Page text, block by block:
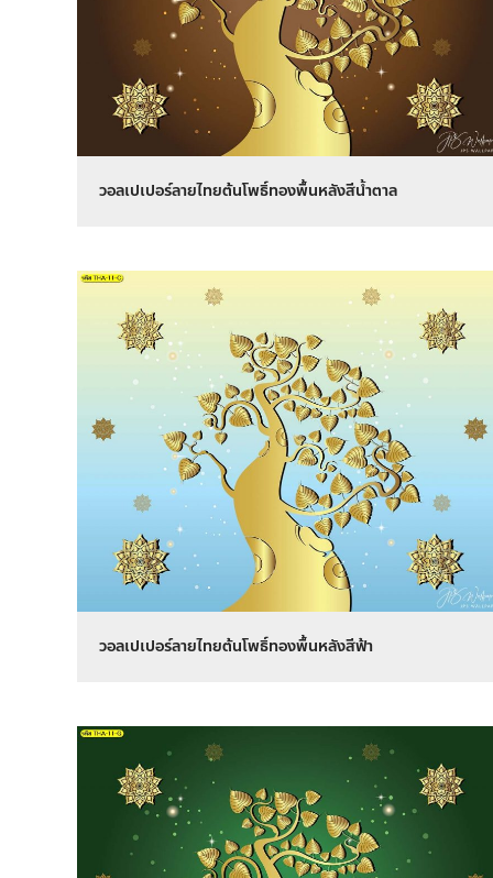
วอลเปเปอร์ลายไทยต้นโพธิ์ทองพื้นหลังสีน้ำตาล
วอลเปเปอร์ลายไทยต้นโพธิ์ทองพื้นหลังสีฟ้า